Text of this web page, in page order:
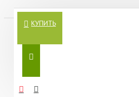
КУПИТЬ
В ЭТОЙ ЖЕ КАТЕГОРИИ